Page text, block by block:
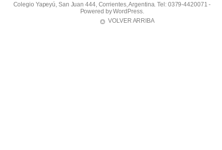
Colegio Yapeyú, San Juan 444, Corrientes, Argentina. Tel: 0379-4420071 -
Powered byWordPress.
VOLVER ARRIBA